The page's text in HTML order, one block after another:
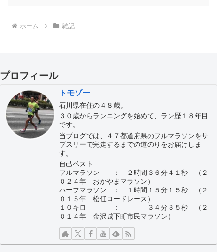
ホーム 雑記
プロフィール
トモゾー
石川県在住の４８歳。
３０歳からランニングを始めて、ラン歴１８年目
です。
当ブログでは、４７都道府県のフルマラソンをサ
ブスリーで完走するまでの道のりをお届けしま
す。
自己ベスト
フルマラソン ： ２時間３６分４１秒 （２
０２４年 おかやまマラソン）
ハーフマラソン ： １時間１５分１５秒 （２
０１５年 松任ロードレース）
１０キロ ： ３４分３５秒 （２
０１４年 金沢城下町市民マラソン）